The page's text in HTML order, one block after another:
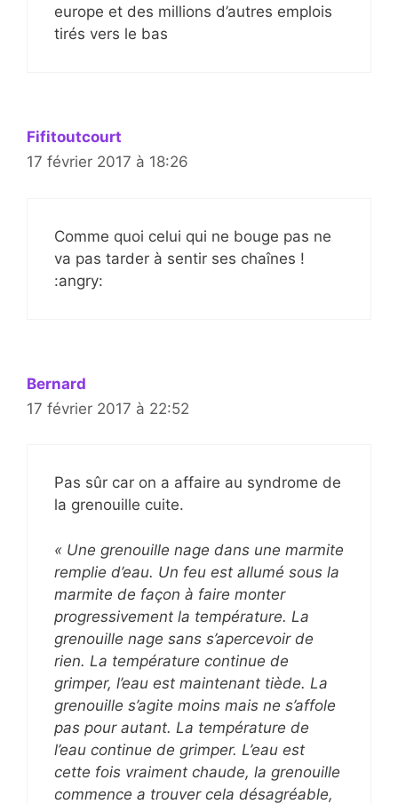
europe et des millions d’autres emplois
tirés vers le bas
Fifitoutcourt
17 février 2017 à 18:26
Comme quoi celui qui ne bouge pas ne
va pas tarder à sentir ses chaînes !
:angry:
Bernard
17 février 2017 à 22:52
Pas sûr car on a affaire au syndrome de
la grenouille cuite.
« Une grenouille nage dans une marmite
remplie d’eau. Un feu est allumé sous la
marmite de façon à faire monter
progressivement la température. La
grenouille nage sans s’apercevoir de
rien. La température continue de
grimper, l’eau est maintenant tiède. La
grenouille s’agite moins mais ne s’affole
pas pour autant. La température de
l’eau continue de grimper. L’eau est
cette fois vraiment chaude, la grenouille
commence a trouver cela désagréable,